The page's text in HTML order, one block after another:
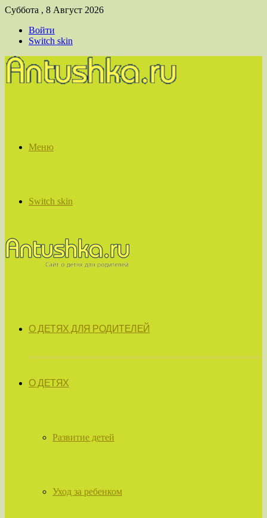
Суббота , 8 Август 2026
Войти
Switch skin
Меню
Switch skin
О ДЕТЯХ ДЛЯ РОДИТЕЛЕЙ
О ДЕТЯХ
Развитие детей
Уход за ребенком